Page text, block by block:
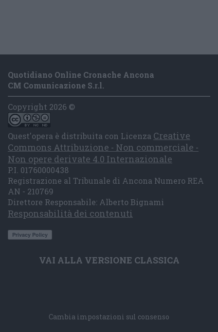
Quotidiano Online Cronache Ancona
CM Comunicazione S.r.l.
Copyright 2026 ©
Quest'opera è distribuita con Licenza Creative
Commons Attribuzione - Non commerciale -
Non opere derivate 4.0 Internazionale
P.I. 01760000438
Registrazione al Tribunale di Ancona Numero REA
AN - 210769
Direttore Responsabile: Alberto Bignami
Responsabilità dei contenuti
VAI ALLA VERSIONE CLASSICA
Cambia impostazioni sul consenso